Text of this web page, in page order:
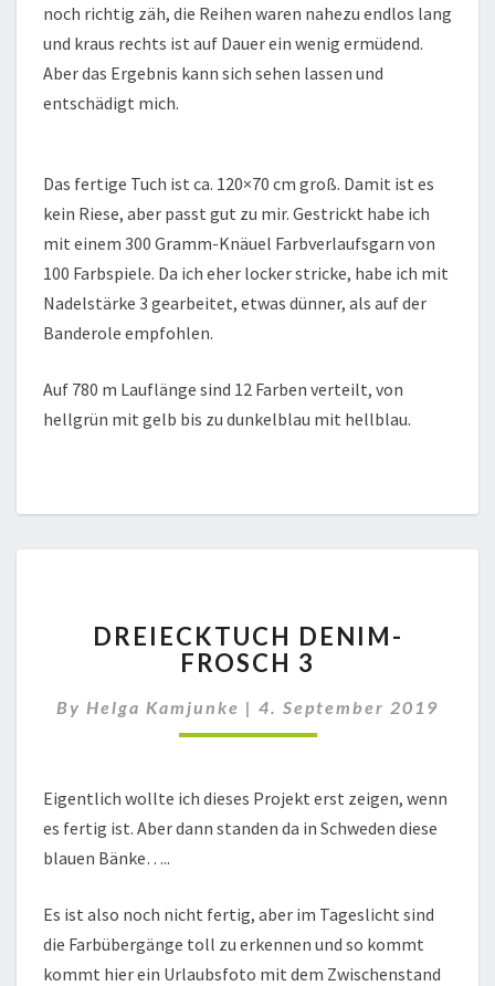
noch richtig zäh, die Reihen waren nahezu endlos lang
und kraus rechts ist auf Dauer ein wenig ermüdend.
Aber das Ergebnis kann sich sehen lassen und
entschädigt mich.
Das fertige Tuch ist ca. 120×70 cm groß. Damit ist es
kein Riese, aber passt gut zu mir. Gestrickt habe ich
mit einem 300 Gramm-Knäuel Farbverlaufsgarn von
100 Farbspiele. Da ich eher locker stricke, habe ich mit
Nadelstärke 3 gearbeitet, etwas dünner, als auf der
Banderole empfohlen.
Auf 780 m Lauflänge sind 12 Farben verteilt, von
hellgrün mit gelb bis zu dunkelblau mit hellblau.
DENIM-
FROSCH
DREIECKTUCH DENIM-
FROSCH 3
By Helga Kamjunke | 4. September 2019
Eigentlich wollte ich dieses Projekt erst zeigen, wenn
es fertig ist. Aber dann standen da in Schweden diese
blauen Bänke…..
Es ist also noch nicht fertig, aber im Tageslicht sind
die Farbübergänge toll zu erkennen und so kommt
kommt hier ein Urlaubsfoto mit dem Zwischenstand